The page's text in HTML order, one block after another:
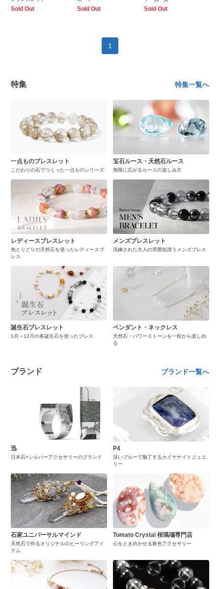
Sold Out Sold Out Sold Out
1
特集 特集一覧へ
一点ものブレスレット
こだわりの石でつくった一点ものシリーズ
宝石ルース・天然石ルース
無限に広がるルースの楽しみ方
レディースブレスレット
色とりどりの天然石を使ったレディースブ
レス
メンズブレスレット
洗練された大人の雰囲気漂うメンズブレス
誕生石ブレスレット
1月～12月の各誕生石を使ったブレス
ペンダント・ネックレス
天然石・パワーストーンを一粒から楽しめ
る
ブランド ブランド一覧へ
迅
日本石×シルバーアクセサリーのブランド
P4
深いブルーで魅了するカイヤナイトジュエ
リー
石家ユニバーサルマインド
天然石で作るオリジナルのヒーリングアイ
テム
Tomato Crystal 桜瑪瑙専門店
心をときめかせる春色アクセサリー